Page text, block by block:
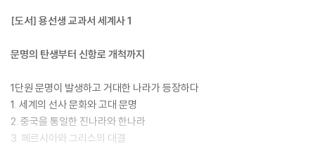
[도서] 용선생 교과서 세계사 1
문명의 탄생부터 신항로 개척까지
1단원 문명이 발생하고 거대한 나라가 등장하다
1. 세계의 선사 문화와 고대 문명
2. 중국을 통일한 진나라와 한나라
3. 페르시아와 그리스의 대결